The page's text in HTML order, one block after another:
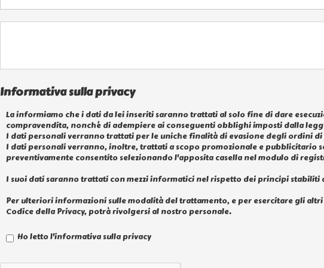
Informativa sulla privacy
La informiamo che i dati da lei inseriti saranno trattati al solo fine di dare
compravendita, nonché di adempiere ai conseguenti obblighi imposti dalla
I dati personali verranno trattati per le uniche finalità di evasione degli ordini di
I dati personali verranno, inoltre, trattati a scopo promozionale e pubblicitario
preventivamente consentito selezionando l'apposita casella nel modulo di
I suoi dati saranno trattati con mezzi informatici nel rispetto dei principi stabiliti
Per ulteriori informazioni sulle modalità del trattamento, e per esercitare gli
Codice della Privacy, potrà rivolgersi al nostro personale.
Ho letto l'informativa sulla privacy